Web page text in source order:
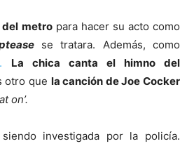
del metropara hacer su acto como
se tratara. Además, como
La chica canta el himno del
otro que la canción de Joe Cocker
on’.
investigada por la policía.